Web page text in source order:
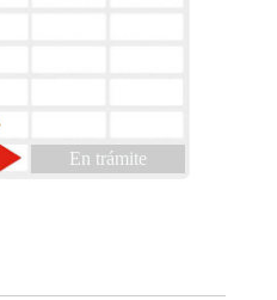
En trámite